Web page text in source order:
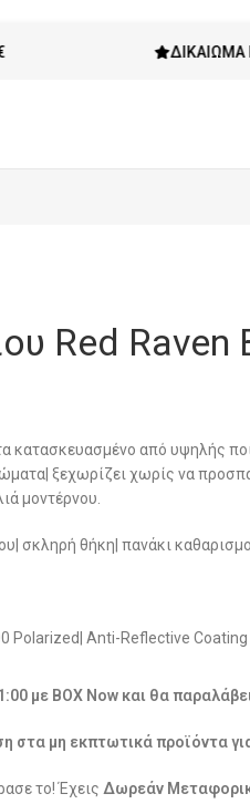
ΔΙΚΑΊΩΜΑ
Red Raven
κατασκευασμένο από υψηλής
ξεχωρίζει χωρίς να
μοντέρνου.
σκληρή θήκη| πανάκι
Polarized| Anti-Reflective Coating
με BOX Now και θα
στα μη εκπτωτικά προϊόντα
το! Έχεις Δωρεάν